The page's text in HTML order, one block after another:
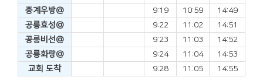
중계우방@
9:19 10:59
14:49
공릉효성@
9:22 11:02
14:51
공릉비선@
9:23 11:03
14:52
공릉화랑@
9:24 11:04
14:53
교회 도착
9:28 11:05 14:55